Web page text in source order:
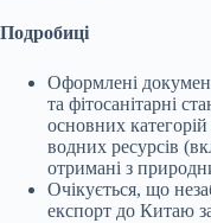
Подробиці
Оформлені
та фітосанітарні
основних
водних ресурсів
отримані з
Очікується, що
експорт до Китаю